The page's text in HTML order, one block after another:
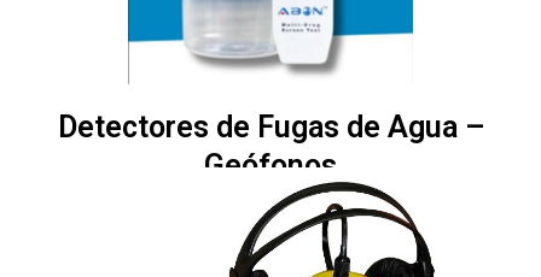
Detectores de Fugas de Agua –
Geófonos